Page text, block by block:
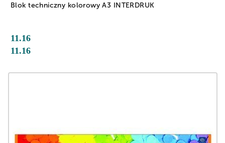
Blok techniczny kolorowy A3 INTERDRUK
11.16
11.16